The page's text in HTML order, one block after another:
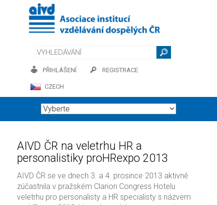
CZECH
PŘIHLÁŠENÍ REGISTRACE
AIVD ČR na veletrhu HR a
personalistiky proHRexpo 2013
AIVD ČR se ve dnech 3. a 4. prosince 2013 aktivně
zúčastnila v pražském Clarion Congress Hotelu
veletrhu pro personalisty a HR specialisty s názvem